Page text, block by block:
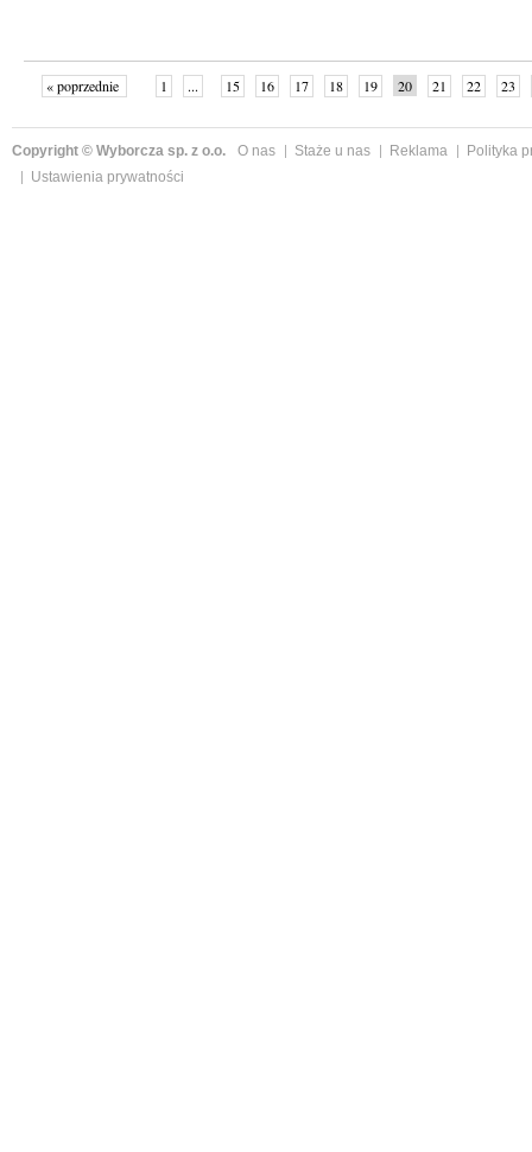
« poprzednie 1 ... 15 16 17 18 19 20 21 22
23
Copyright © Wyborcza sp. z o.o. O nas Staże u nas Reklama
Polityka
Ustawienia prywatności